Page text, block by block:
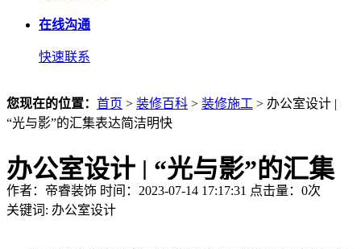
在线沟通
快速联系
您现在的位置： 首页 > 装修百科 > 装修施工 > 办公室设计 |
“光与影”的汇集表达简洁明快
办公室设计 | “光与影”的汇集
表达简洁明快
作者：帝睿装饰 时间：2023-07-14 17:17:31 点击量： 0次
关键词: 办公室设计